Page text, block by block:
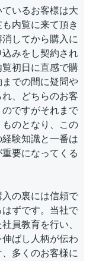
いるお客様は大
内覧に来て頂き
してから購入に
みをし契約され
初日に直感で購
での間に疑問や
、どちらのお客
ですがそれまで
のとなり、この
験知識と一番は
要になってくる
の裏には信頼で
ずです。当社で
員教育を行い、
ばし人柄が伝わ
多くのお客様に